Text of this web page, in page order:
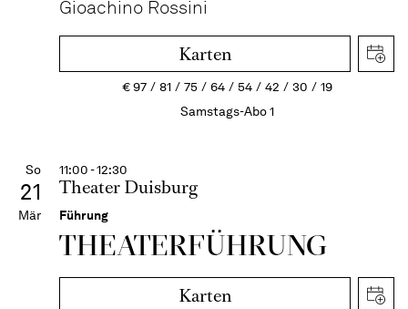
Gioachino Rossini
Karten
€97 81 75 64 54 42 30
19
Samstags-Abo 1
So
21
Mär
11:00 - 12:30
Theater Duisburg
Führung
THEATER­FÜHR­UNG
Karten